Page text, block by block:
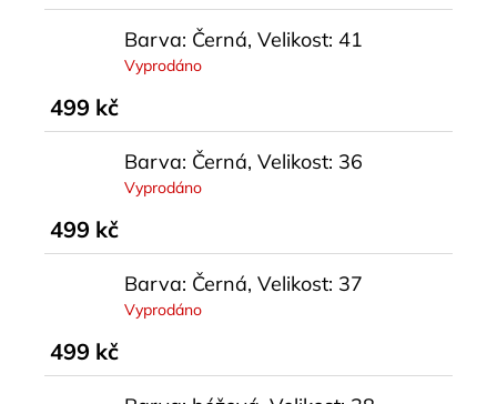
Barva: Černá, Velikost: 41
Vyprodáno
499 kč
Barva: Černá, Velikost: 36
Vyprodáno
499 kč
Barva: Černá, Velikost: 37
Vyprodáno
499 kč